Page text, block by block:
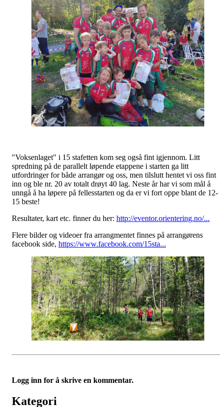
"Voksenlaget" i 15 stafetten kom seg også fint igjennom. Litt
spredning på de parallelt løpende etappene i starten ga litt
utfordringer for både arrangør og oss, men tilslutt hentet vi oss fint
inn og ble nr. 20 av totalt drøyt 40 lag. Neste år har vi som mål å
unngå å ha løpere på fellesstarten og da er vi fort oppe blant de 12-
15 beste!
Resultater, kart etc. finner du her: http://eventor.orientering.no/...
Flere bilder og videoer fra arrangmentet finnes på arrangørens
facebook side, https://www.facebook.com/15sta...
Logg inn for å skrive en kommentar.
Kategori